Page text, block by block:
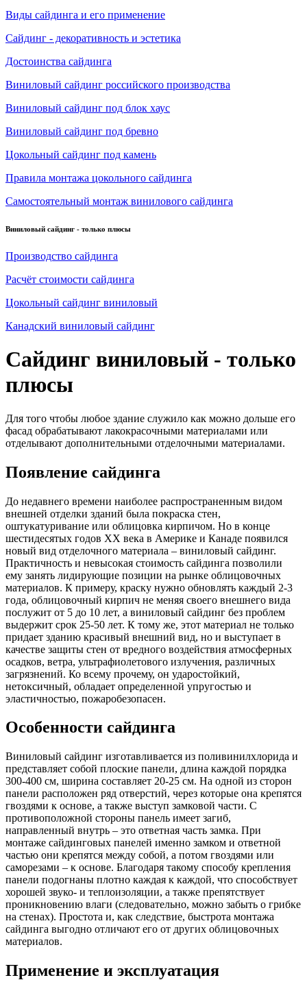
Виды сайдинга и его применение
Сайдинг - декоративность и эстетика
Достоинства сайдинга
Виниловый сайдинг российского производства
Виниловый сайдинг под блок хаус
Виниловый сайдинг под бревно
Цокольный сайдинг под камень
Правила монтажа цокольного сайдинга
Самостоятельный монтаж винилового сайдинга
Виниловый сайдинг - только плюсы
Производство сайдинга
Расчёт стоимости сайдинга
Цокольный сайдинг виниловый
Канадский виниловый сайдинг
Сайдинг виниловый - только
плюсы
Для того чтобы любое здание служило как можно дольше его
фасад обрабатывают лакокрасочными материалами или
отделывают дополнительными отделочными материалами.
Появление сайдинга
До недавнего времени наиболее распространенным видом
внешней отделки зданий была покраска стен,
оштукатуривание или облицовка кирпичом. Но в конце
шестидесятых годов XX века в Америке и Канаде появился
новый вид отделочного материала – виниловый сайдинг.
Практичность и невысокая стоимость сайдинга позволили
ему занять лидирующие позиции на рынке облицовочных
материалов. К примеру, краску нужно обновлять каждый 2-3
года, облицовочный кирпич не меняя своего внешнего вида
послужит от 5 до 10 лет, а виниловый сайдинг без проблем
выдержит срок 25-50 лет. К тому же, этот материал не только
придает зданию красивый внешний вид, но и выступает в
качестве защиты стен от вредного воздействия атмосферных
осадков, ветра, ультрафиолетового излучения, различных
загрязнений. Ко всему прочему, он ударостойкий,
нетоксичный, обладает определенной упругостью и
эластичностью, пожаробезопасен.
Особенности сайдинга
Виниловый сайдинг изготавливается из поливинилхлорида и
представляет собой плоские панели, длина каждой порядка
300-400 cм, ширина составляет 20-25 см. На одной из сторон
панели расположен ряд отверстий, через которые она крепятся
гвоздями к основе, а также выступ замковой части. С
противоположной стороны панель имеет загиб,
направленный внутрь – это ответная часть замка. При
монтаже сайдинговых панелей именно замком и ответной
частью они крепятся между собой, а потом гвоздями или
саморезами – к основе. Благодаря такому способу крепления
панели подогнаны плотно каждая к каждой, что способствует
хорошей звуко- и теплоизоляции, а также препятствует
проникновению влаги (следовательно, можно забыть о грибке
на стенах). Простота и, как следствие, быстрота монтажа
сайдинга выгодно отличают его от других облицовочных
материалов.
Применение и эксплуатация